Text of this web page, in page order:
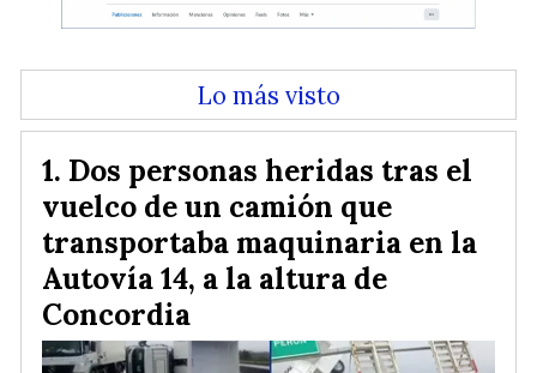
Lo más visto
Dos personas heridas tras el
vuelco de un camión que
transportaba maquinaria en la
Autovía 14, a la altura de
Concordia